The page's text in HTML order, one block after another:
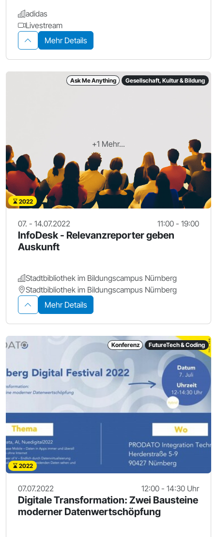
adidas
Livestream
Mehr Details
+1 Mehr...
Ask Me Anything Gesellschaft, Kultur & Bildung
2022
07. - 14.07.2022 11:00 - 19:00
InfoDesk - Relevanzreporter geben
Auskunft
Stadtbibliothek im Bildungscampus Nürnberg
Stadtbibliothek im Bildungscampus Nürnberg
Mehr Details
Konferenz FutureTech & Coding
2022
07.07.2022 12:00 - 14:30 Uhr
Digitale Transformation: Zwei Bausteine
moderner Datenwertschöpfung